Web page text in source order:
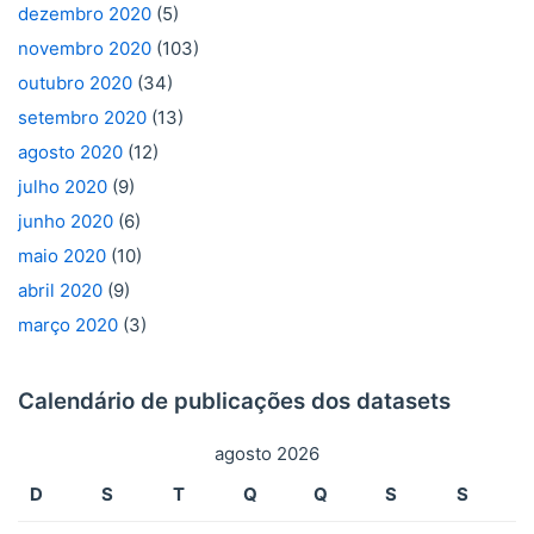
dezembro 2020 (5)
novembro 2020 (103)
outubro 2020 (34)
setembro 2020 (13)
agosto 2020 (12)
julho 2020 (9)
junho 2020 (6)
maio 2020 (10)
abril 2020 (9)
março 2020 (3)
Calendário de publicações dos datasets
agosto 2026
D
S T Q Q S S